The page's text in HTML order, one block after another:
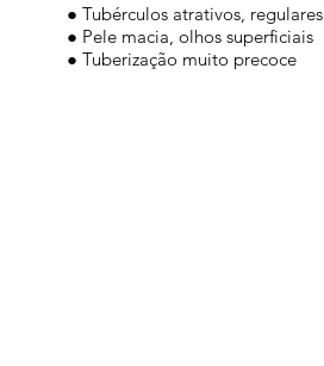
● Tubérculos atrativos, regulares
● Pele macia, olhos superficiais
● Tuberização muito precoce